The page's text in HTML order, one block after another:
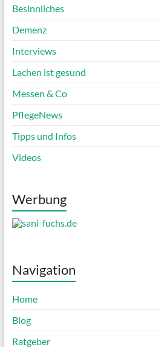
Besinnliches
Demenz
Interviews
Lachen ist gesund
Messen & Co
PflegeNews
Tipps und Infos
Videos
Werbung
Navigation
Home
Blog
Ratgeber